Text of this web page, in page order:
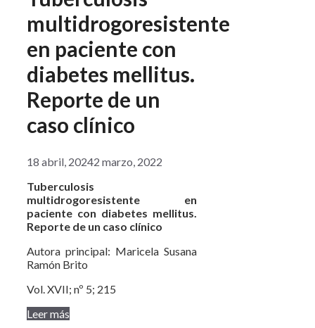
multidrogoresistente
en paciente con
diabetes mellitus.
Reporte de un
caso clínico
18 abril, 20242 marzo, 2022
Tuberculosis
multidrogoresistente en
paciente con diabetes mellitus.
Reporte de un caso clínico
Autora principal: Maricela Susana
Ramón Brito
Vol. XVII; nº 5; 215
Leer más